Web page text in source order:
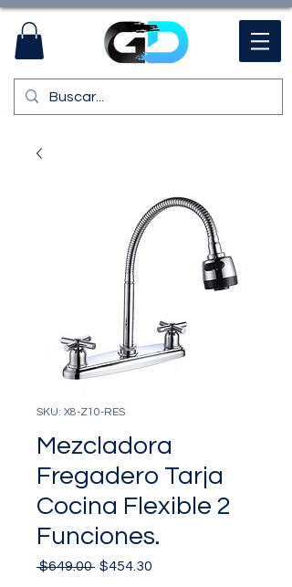
SKU: X8-Z10-RES
Mezcladora
Fregadero Tarja
Cocina Flexible 2
Funciones.
$649.00 Precio
$454.30